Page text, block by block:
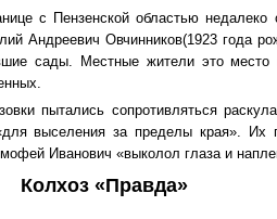
с Пензенской областью
Андреевич Овчинников(1923 года
сады. Местные жители это
пытались сопротивляться
выселения за пределы края». Их
Иванович «выколол глаза и
Колхоз «Правда»